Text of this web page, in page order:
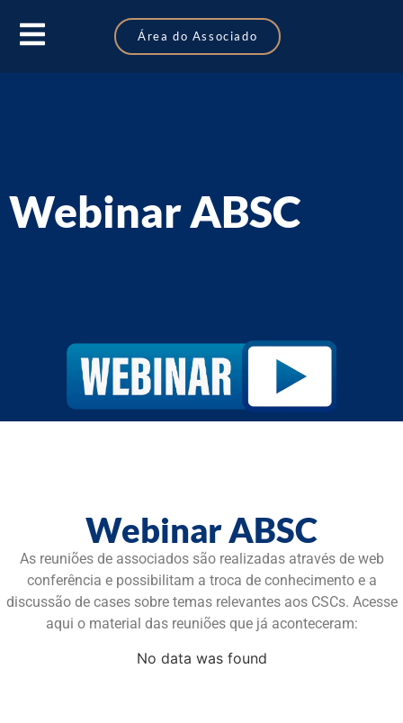
Área do Associado
Webinar ABSC
Webinar ABSC
As reuniões de associados são realizadas através de web
conferência e possibilitam a troca de conhecimento e a
discussão de cases sobre temas relevantes aos CSCs. Acesse
aqui o material das reuniões que já aconteceram:
No data was found